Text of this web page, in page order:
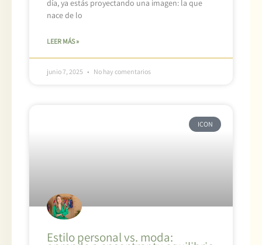
día, ya estás proyectando una imagen: la que
nace de lo
LEER MÁS »
junio 7, 2025 No hay comentarios
ICON
Estilo personal vs. moda: